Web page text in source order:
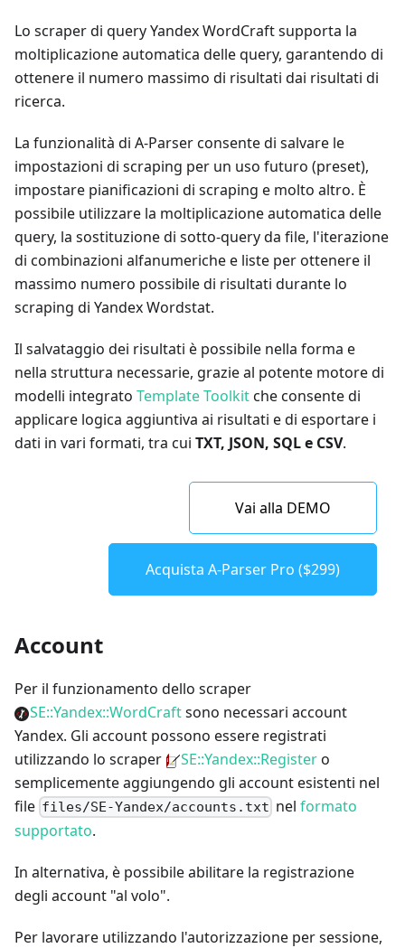
Lo scraper di query Yandex WordCraft supporta la
moltiplicazione automatica delle query, garantendo di
ottenere il numero massimo di risultati dai risultati di
ricerca.
La funzionalità di A-Parser consente di salvare le
impostazioni di scraping per un uso futuro (preset),
impostare pianificazioni di scraping e molto altro. È
possibile utilizzare la moltiplicazione automatica delle
query, la sostituzione di sotto-query da file, l'iterazione
di combinazioni alfanumeriche e liste per ottenere il
massimo numero possibile di risultati durante lo
scraping di Yandex Wordstat.
Il salvataggio dei risultati è possibile nella forma e
nella struttura necessarie, grazie al potente motore di
modelli integrato Template Toolkitche consente di
applicare logica aggiuntiva ai risultati e di esportare i
dati in vari formati, tra cui TXT, JSON, SQL e CSV.
Vai alla DEMO
Acquista A-Parser Pro ($299)
Account
Per il funzionamento dello scraper
SE::Yandex::WordCraftsono necessari account
Yandex. Gli account possono essere registrati
utilizzando lo scraper
SE::Yandex::Registero
semplicemente aggiungendo gli account esistenti nel
file files/SE-Yandex/accounts.txt nelformato
supportato.
In alternativa, è possibile abilitare la registrazione
degli account "al volo".
Per lavorare utilizzando l'autorizzazione per sessione,